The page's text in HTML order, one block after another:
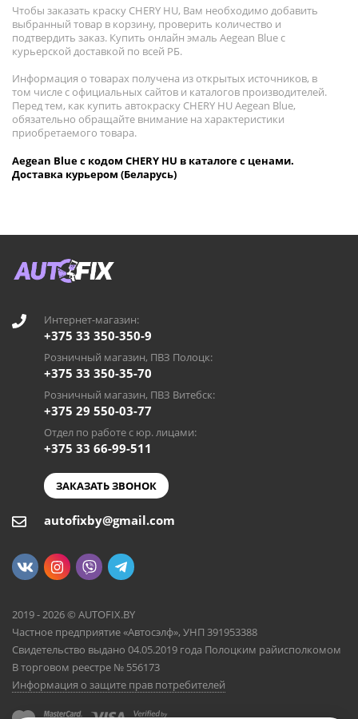
Чтобы заказать краску CHERY HU, Вам необходимо добавить
выбранный товар в корзину, проверить количество и
подтвердить заказ. Купить онлайн эмаль Aegean Blue с
курьерской доставкой по всей РБ.
Информация о товарах получена из открытых источников, в
том числе с официальных сайтов и каталогов производителей.
Перед тем, как купить автокраску CHERY HU Aegean Blue,
обязательно обращайте внимание на характеристики
приобретаемого товара.
Aegean Blue с кодом CHERY HU в каталоге с ценами.
Доставка курьером (Беларусь)
Интернет-магазин:
+375 33 350-350-9
Розничный магазин, ПВЗ Полоцк:
+375 33 350-35-70
Розничный магазин, ПВЗ Витебск:
+375 29 550-03-77
Отдел по работе с юр. лицами:
+375 33 66-99-511
ЗАКАЗАТЬ ЗВОНОК
autofixby@gmail.com
2019 - 2026 © AUTOFIX.BY
Частное предприятие «Автосэлф», УНП 391953388
Свидетельство выдано 04.05.2019 года Полоцким райисполкомом
В торговом реестре № 556173
Информация о защите прав потребителей